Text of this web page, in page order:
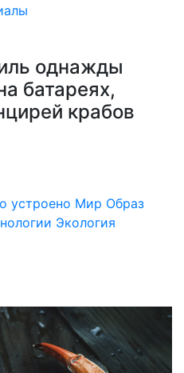
однажды
батареях,
крабов
устроено Мир Образ
Экология